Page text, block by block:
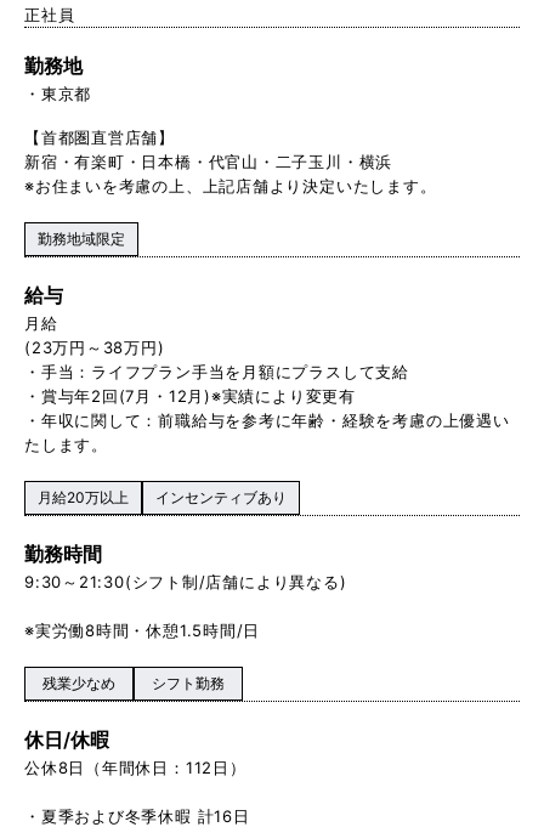
正社員
勤務地
東京都
【首都圏直営店舗】
新宿・有楽町・日本橋・代官山・二子玉川・横浜
※お住まいを考慮の上、上記店舗より決定いたします。
勤務地域限定
給与
月給
(23万円～38万円)
・手当：ライフプラン手当を月額にプラスして支給
・賞与年2回(7月・12月)※実績により変更有
・年収に関して：前職給与を参考に年齢・経験を考慮の上優遇い
たします。
月給20万以上 インセンティブあり
勤務時間
9:30～21:30(シフト制/店舗により異なる)
※実労働8時間・休憩1.5時間/日
残業少なめ シフト勤務
休日/休暇
公休8日（年間休日：112日）
・夏季および冬季休暇 計16日